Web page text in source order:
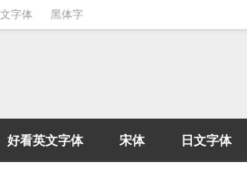
字体 黑体字
好看英文字体 宋体 日文字体